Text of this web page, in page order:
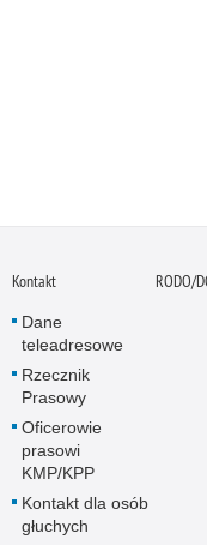
Kontakt
Dane
teleadresowe
Rzecznik
Prasowy
Oficerowie
prasowi
KMP/KPP
Kontakt dla osób
głuchych
RODO/